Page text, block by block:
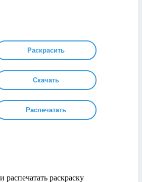
Раскрасить
Скачать
Распечатать
распечатать раскраску